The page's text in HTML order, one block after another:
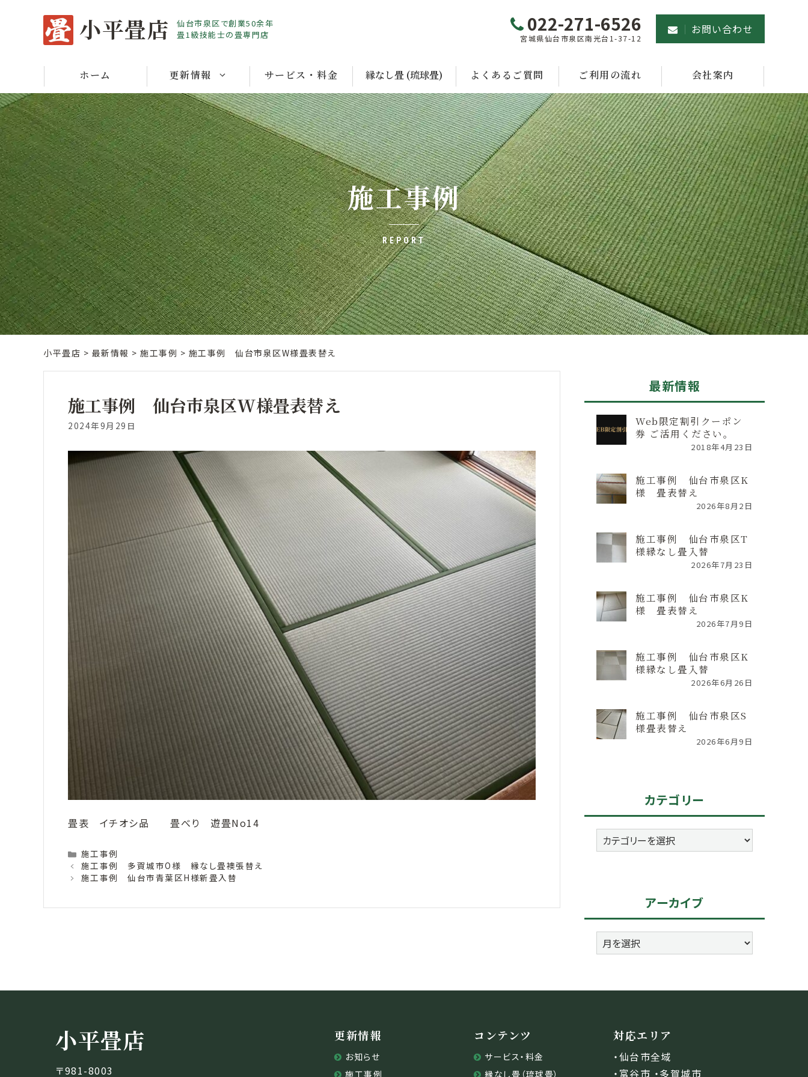
小平畳店
仙台市泉区で創業50余年
畳1級技能士の畳専門店
022-271-6526
宮城県仙台市泉区南光台1-37-12
お問い合わせ
ホーム 更新情報 サービス・料金 縁なし畳 (琉球畳) よくあるご質問 ご利用の流れ 会社案内
施工事例
REPORT
小平畳店 > 最新情報 > 施工事例 > 施工事例 仙台市泉区W様畳表替え
施工事例 仙台市泉区W様畳表替え
2024年9月29日
畳表 イチオシ品 畳べり 遊畳No14
Categories
施工事例
施工事例 多賀城市O様 縁なし畳襖張替え
施工事例 仙台市青葉区H様新畳入替
最新情報
Web限定割引クーポン
券 ご活用ください。
2018年4月23日
施工事例 仙台市泉区K
様 畳表替え
2026年8月2日
施工事例 仙台市泉区T
様縁なし畳入替
2026年7月23日
施工事例 仙台市泉区K
様 畳表替え
2026年7月9日
施工事例 仙台市泉区K
様縁なし畳入替
2026年6月26日
施工事例 仙台市泉区S
様畳表替え
2026年6月9日
カテゴリー
カ
テ
アーカイブ
ア
ー
イ
小平畳店
〒981-8003
更新情報
お知らせ
施工事例
コンテンツ
サービス・料金
縁なし畳（琉球畳）
対応エリア
・仙台市全域
・富谷市 ・多賀城市